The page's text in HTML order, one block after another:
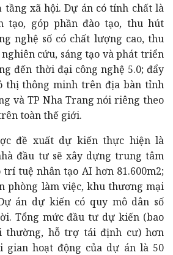
xã hội. Dự án có tính chất là
tạo, góp phần đào tạo, thu hút
nghệ số có chất lượng cao, thu
cứu, sáng tạo và phát triển
đến thời đại công nghệ 5.0; đẩy
thị thông minh trên địa bàn tỉnh
và TP Nha Trang nói riêng theo
toàn thế giới.
đề xuất dự kiến thực hiện là
đầu tư sẽ xây dựng trung tâm
tuệ nhân tạo AI hơn 81.600m2;
phòng làm việc, khu thương mại
án dự kiến có quy mô dân số
Tổng mức đầu tư dự kiến (bao
thường, hỗ trợ tái định cư) hơn
gian hoạt động của dự án là 50